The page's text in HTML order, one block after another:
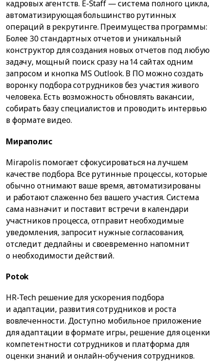
кадровых агентств. E-Staff — система полного цикла,
автоматизирующая большинство рутинных
операций в рекрутинге. Преимущества программы:
Более 30 стандартных отчетов и уникальный
конструктор для создания новых отчетов под любую
задачу, мощный поиск сразу на 14 сайтах одним
запросом и кнопка MS Outlook. В ПО можно создать
воронку подбора сотрудников без участия живого
человека. Есть возможность обновлять вакансии,
собирать базу специалистов и проводить интервью
в формате видео.
Мираполис
Mirapolis помогает сфокусироваться на лучшем
качестве подбора. Все рутинные процессы, которые
обычно отнимают ваше время, автоматизированы
и работают слаженно без вашего участия. Система
сама назначит и поставит встречи в календари
участников процесса, отправит необходимые
уведомления, запросит нужные согласования,
отследит дедлайны и своевременно напомнит
о необходимости действий.
Potok
HR-Tech решение для ускорения подбора
и адаптации, развития сотрудников и роста
вовлеченности. Доступно мобильное приложение
для адаптации в формате игры, решение для оценки
компетентности сотрудников и платформа для
оценки знаний и онлайн-обучения сотрудников.